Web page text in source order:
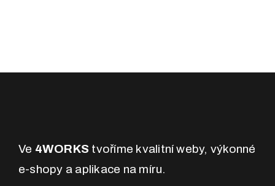
Ve 4WORKS tvoříme kvalitní weby, výkonné
e-shopy a aplikace na míru.